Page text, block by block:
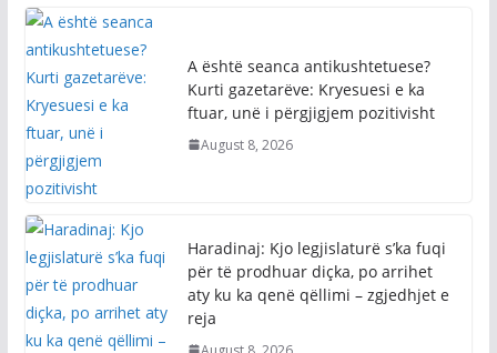
A është seanca antikushtetuese?
Kurti gazetarëve: Kryesuesi e ka
ftuar, unë i përgjigjem pozitivisht
August 8, 2026
Haradinaj: Kjo legjislaturë s’ka fuqi
për të prodhuar diçka, po arrihet
aty ku ka qenë qëllimi – zgjedhjet e
reja